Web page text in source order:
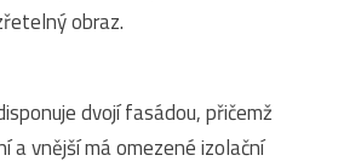
obraz.
dvojí fasádou, přičemž
a vnější má omezené izolační